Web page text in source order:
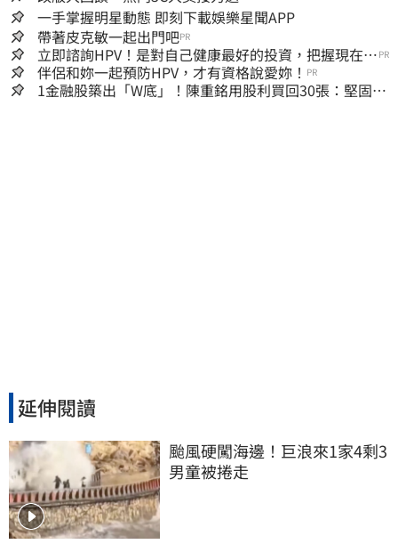
一手掌握明星動態 即刻下載娛樂星聞APP
帶著皮克敏一起出門吧PR
立即諮詢HPV！是對自己健康最好的投資，把握現在不
嫌晚！
PR
伴侶和妳一起預防HPV，才有資格說愛妳！ PR
1金融股築出「W底」！陳重銘用股利買回30張：堅固穩
延伸閱讀
颱風硬闖海邊！巨浪來1家4剩3
男童被捲走